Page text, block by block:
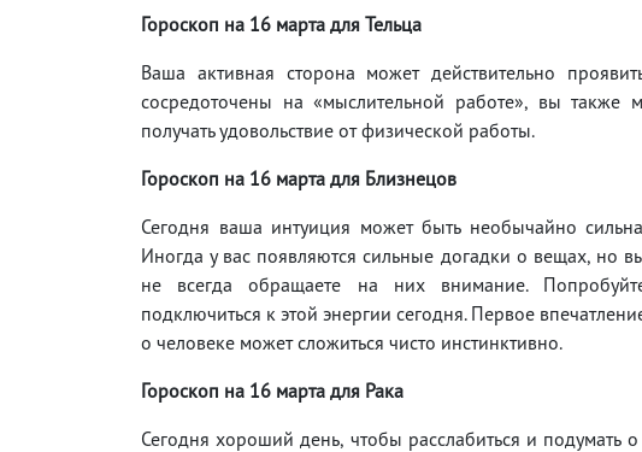
Гороскоп на 16 марта для Тельца
Ваша активная сторона может действительно
сосредоточены на «мыслительной работе», вы
получать удовольствие от физической работы.
Гороскоп на 16 марта для Близнецов
Сегодня ваша интуиция может быть необычайно
Иногда у вас появляются сильные догадки о вещах, но
не всегда обращаете на них внимание.
подключиться к этой энергии сегодня. Первое
о человеке может сложиться чисто инстинктивно.
Гороскоп на 16 марта для Рака
Сегодня хороший день, чтобы расслабиться и подумать